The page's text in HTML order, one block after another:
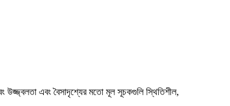
উজ্জ্বলতা এবং বৈসাদৃশ্যের মতো মূল সূচকগুলি স্থিতিশীল,